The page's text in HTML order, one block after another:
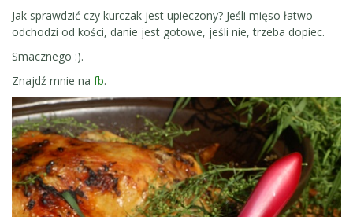
Jak sprawdzić czy kurczak jest upieczony? Jeśli mięso łatwo
odchodzi od kości, danie jest gotowe, jeśli nie, trzeba dopiec.
Smacznego :).
Znajdź mnie na fb.